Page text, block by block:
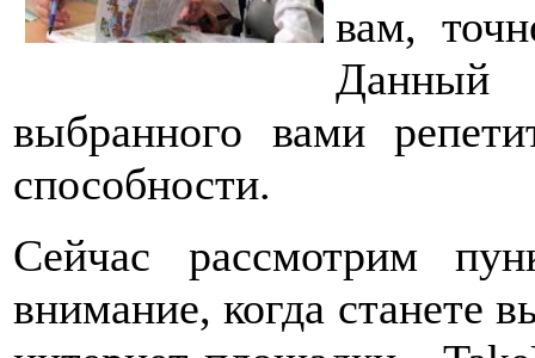
вам,
Данный
выбранного вами
способности.
Сейчас рассмотрим
внимание, когда станете